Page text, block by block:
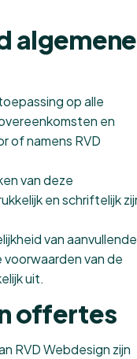
algemene
op alle
en
of namens RVD
van deze
en schriftelijk
van aanvullende
van de
uit.
offertes
RVD Webdesign zijn